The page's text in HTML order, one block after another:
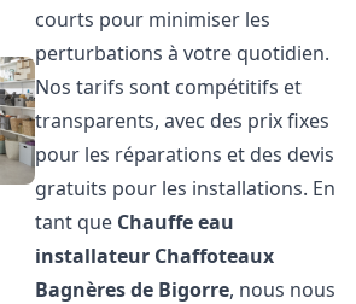
courts pour minimiser les
perturbations à votre quotidien.
Nos tarifs sont compétitifs et
transparents, avec des prix fixes
pour les réparations et des devis
gratuits pour les installations. En
tant que Chauffe eau
installateur Chaffoteaux
Bagnères de Bigorre, nous nous